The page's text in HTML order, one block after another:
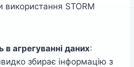
використання STORM
в агрегуванні даних:
збирає інформацію з